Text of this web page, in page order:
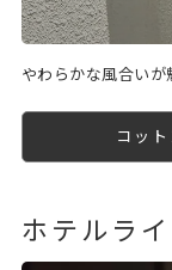
やわらかな風合い
コッ
ホテルラ